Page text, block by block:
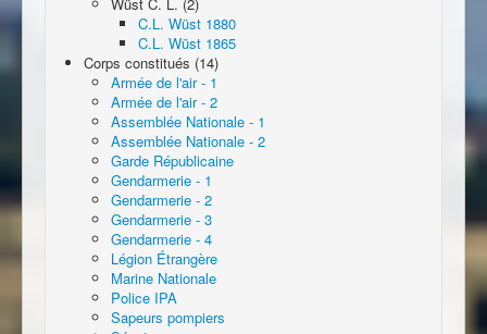
C.L. Wüst 1880
C.L. Wüst 1865
Corps constitués (14)
Armée de l'air - 1
Armée de l'air - 2
Assemblée Nationale - 1
Assemblée Nationale - 2
Garde Républicaine
Gendarmerie - 1
Gendarmerie - 2
Gendarmerie - 3
Gendarmerie - 4
Légion Étrangère
Marine Nationale
Police IPA
Sapeurs pompiers